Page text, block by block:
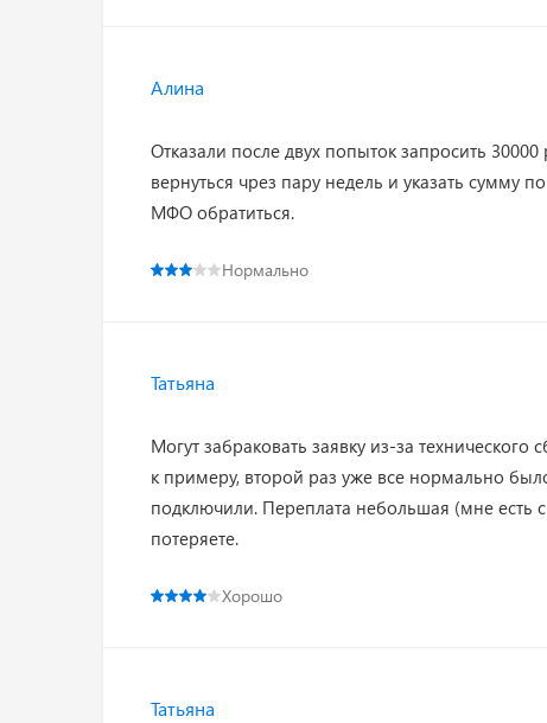
Алина
Отказали после двух попыток запросить
вернуться чрез пару недель и указать сумму
МФО обратиться.
Нормально
Татьяна
Могут забраковать заявку из-за
к примеру, второй раз уже все нормально
подключили. Переплата небольшая (мне есть
потеряете.
Хорошо
Татьяна